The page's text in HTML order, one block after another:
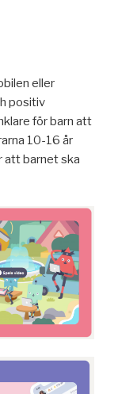
eller
positiv
för barn att
10-16 år
att barnet ska